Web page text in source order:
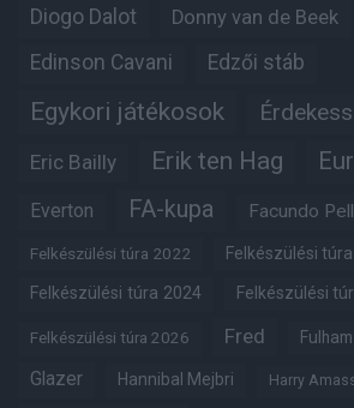
Diogo Dalot Donny van de Beek
Edinson Cavani Edzői stáb
Egykori játékosok
Eric Bailly Erik ten Hag
Everton FA-kupa Facundo
Felkészülési túra 2022 Felkészülési
Felkészülési túra 2024 Felkészülési
Felkészülési túra 2026 Fred Fulham
Glazer Hannibal Mejbri Harry